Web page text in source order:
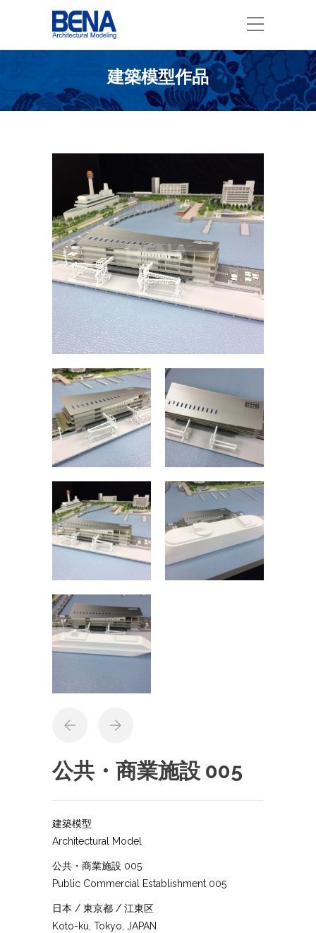
建築模型作品
公共・商業施設 005
建築模型
Architectural Model
公共・商業施設 005
Public Commercial Establishment 005
日本 / 東京都 / 江東区
Koto-ku, Tokyo, JAPAN